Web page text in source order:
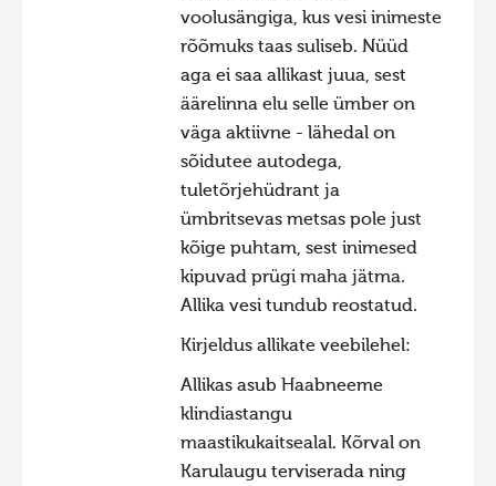
voolusängiga, kus vesi inimeste
rõõmuks taas suliseb. Nüüd
aga ei saa allikast juua, sest
äärelinna elu selle ümber on
väga aktiivne - lähedal on
sõidutee autodega,
tuletõrjehüdrant ja
ümbritsevas metsas pole just
kõige puhtam, sest inimesed
kipuvad prügi maha jätma.
Allika vesi tundub reostatud.
Kirjeldus allikate veebilehel:
Allikas asub Haabneeme
klindiastangu
maastikukaitsealal. Kõrval on
Karulaugu terviserada ning